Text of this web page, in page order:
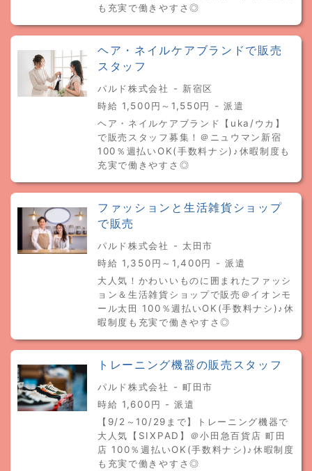
も充実で働きやすさ◎
ヘア・ネイルケアブランドで販売
スタッフ
パルド株式会社 - 新宿区
時給 1,500円～1,550円 - 派遣
ヘア・ネイルケアブランド【uka/ウカ】
で販売スタッフ募集！＠ニュウマン新宿
100％週払いOK(手数料ナシ)♪休暇制度も
充実で働きやすさ◎
ファッションと生活雑貨ショップ
で販売
パルド株式会社 - 太田市
時給 1,350円～1,400円 - 派遣
大人気！かわいいものに囲まれたファッシ
ョン＆生活雑貨ショップで販売＠イオンモ
ール太田 100％週払いOK(手数料ナシ)♪休
暇制度も充実で働きやすさ◎
トレーニング機器の販売スタッフ
パルド株式会社 - 町田市
時給 1,600円 - 派遣
【9/2～10/29まで】トレーニング機器で
大人気【SIXPAD】＠小田急百貨店 町田
店 100％週払いOK(手数料ナシ)♪休暇制度
も充実で働きやすさ◎